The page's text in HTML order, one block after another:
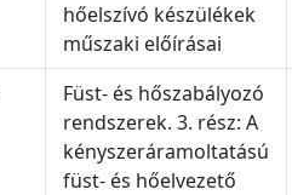
hőelszívó készülékek
műszaki előírásai
Füst- és hőszabályozó
rendszerek. 3. rész: A
kényszeráramoltatású
füst- és hőelvezető